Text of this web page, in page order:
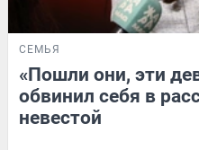
СЕМЬЯ
«Пошли они, эти
обвинил себя в
невестой